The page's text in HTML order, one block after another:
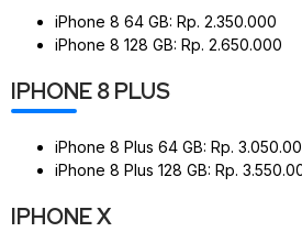
iPhone 8 64 GB: Rp. 2.350.000
iPhone 8 128 GB: Rp. 2.650.000
IPHONE 8 PLUS
iPhone 8 Plus 64 GB: Rp.
iPhone 8 Plus 128 GB: Rp.
IPHONE X